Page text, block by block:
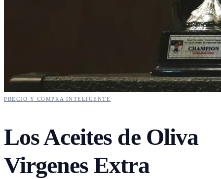
PRECIO Y COMPRA INTELIGENTE
Los Aceites de Oliva
Virgenes Extra